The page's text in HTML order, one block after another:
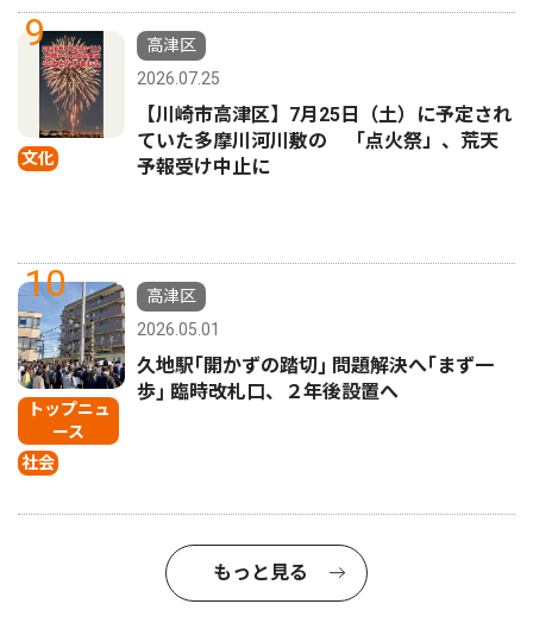
9
文化
高津区
2026.07.25
【川崎市高津区】7月25日（土）に予定され
ていた多摩川河川敷の 「点火祭」、荒天
予報受け中止に
10
トップニュ
ース
社会
高津区
2026.05.01
久地駅｢開かずの踏切｣ 問題解決へ｢まず一
歩｣ 臨時改札口、２年後設置へ
もっと見る